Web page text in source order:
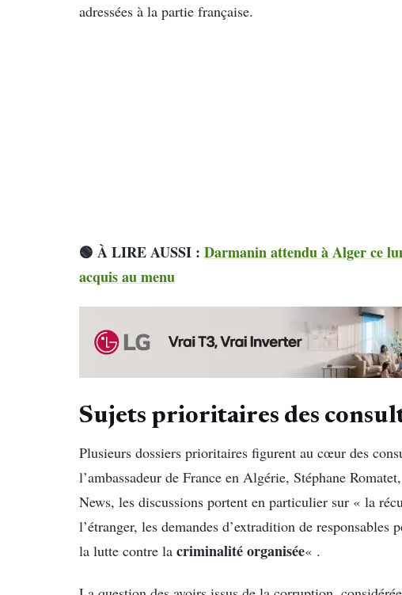
adressées à la partie française.
🟢 À LIRE AUSSI : Darmanin attendu à Alger ce
acquis au menu
Sujets prioritaires des
Plusieurs dossiers prioritaires figurent au cœur des
l’ambassadeur de France en Algérie, Stéphane
News, les discussions portent en particulier sur « la
l’étranger, les demandes d’extradition de
la lutte contre la criminalité organisée« .